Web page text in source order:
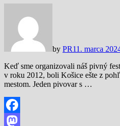
by PR11. marca
Keď sme organizovali náš pivný
v roku 2012, boli Košice ešte z
mestom. Jeden pivovar s …
Facebook